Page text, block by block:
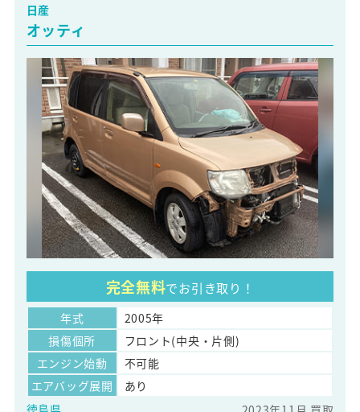
日産
オッティ
完全無料でお引き取り！
年式
2005年
損傷個所
フロント(中央・片側)
エンジン始動
不可能
エアバッグ展開
あり
徳島県